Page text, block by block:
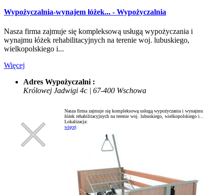
Wypożyczalnia-wynajem łóżek... - Wypożyczalnia
Nasza firma zajmuje się kompleksową usługą wypożyczania i
wynajmu łóżek rehabilitacyjnych na terenie woj. lubuskiego,
wielkopolskiego i...
Więcej
Adres Wypożyczalni :
Królowej Jadwigi 4c | 67-400 Wschowa
Nasza firma zajmuje się kompleksową usługą wypożyczania i wynajmu
łóżek rehabilitacyjnych na terenie woj. lubuskiego, wielkopolskiego i...
Lokalizacja:
więcej